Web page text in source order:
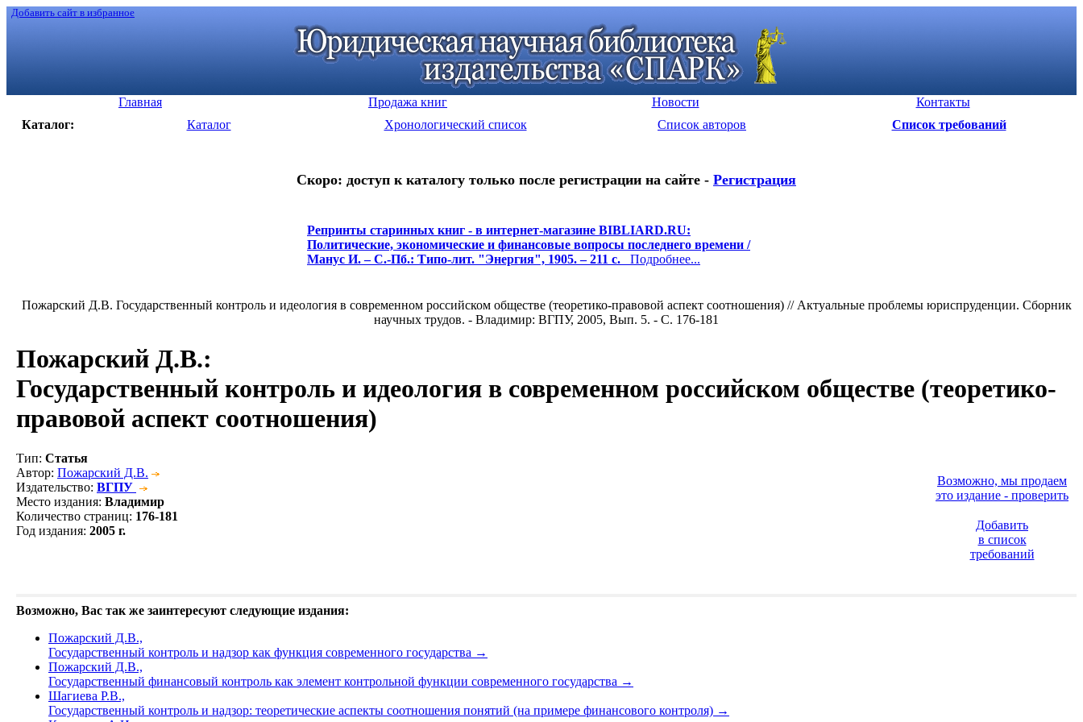
Добавить сайт в избранное
Главная Продажа книг Новости
Контакты
Каталог:
Каталог Хронологический список Список авторов Список требований
Скоро: доступ к каталогу только после регистрации на сайте - Регистрация
Репринты старинных книг - в интернет-магазине BIBLIARD.RU:
Политические, экономические и финансовые вопросы последнего времени /
Манус И. – С.-Пб.: Типо-лит. "Энергия", 1905. – 211 с. Подробнее...
Пожарский Д.В. Государственный контроль и идеология в современном российском обществе (теоретико-правовой аспект соотношения) // Актуальные проблемы юриспруденции. Сборник
научных трудов. - Владимир: ВГПУ, 2005, Вып. 5. - С. 176-181
Пожарский Д.В.:
Государственный контроль и идеология в современном российском обществе (теоретико-
правовой аспект соотношения)
Тип: Статья
Автор: Пожарский Д.В.
Издательство: ВГПУ
Место издания: Владимир
Количество страниц: 176-181
Год издания: 2005 г.
Возможно, мы продаем
это издание - проверить
Добавить
в список
требований
Возможно, Вас так же заинтересуют следующие издания:
Пожарский Д.В.,
Государственный контроль и надзор как функция современного государства →
Пожарский Д.В.,
Государственный финансовый контроль как элемент контрольной функции современного государства →
Шагиева Р.В.,
Государственный контроль и надзор: теоретические аспекты соотношения понятий (на примере финансового контроля) →